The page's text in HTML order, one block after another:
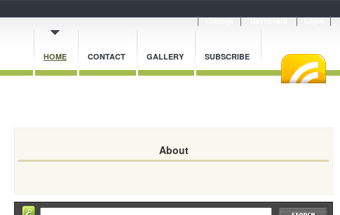
HOME CONTACT GALLERY SUBSCRIBE
About